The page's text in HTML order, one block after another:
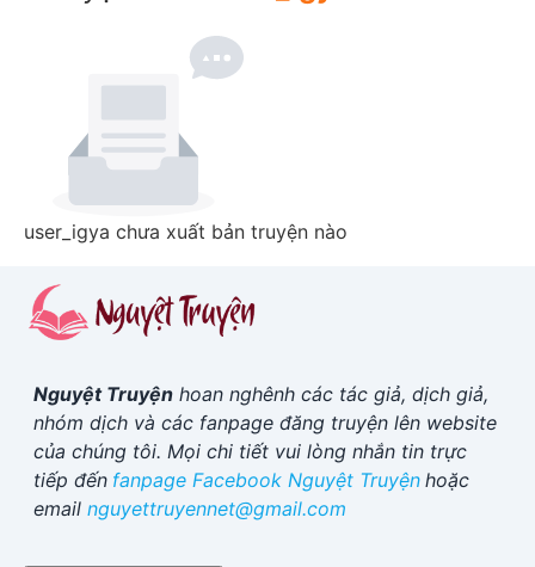
user_igya chưa xuất bản truyện nào
Nguyệt Truyện hoan nghênh các tác giả, dịch giả,
nhóm dịch và các fanpage đăng truyện lên website
của chúng tôi. Mọi chi tiết vui lòng nhắn tin trực
tiếp đến fanpage Facebook Nguyệt Truyện hoặc
email nguyettruyennet@gmail.com